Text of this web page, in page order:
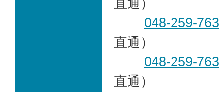
直通）
048-259-
直通）
048-259-
直通）